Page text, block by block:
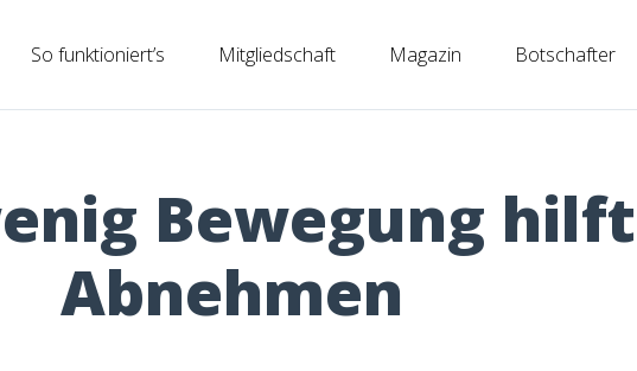
So funktioniert’s Mitgliedschaft Magazin Botschafter
Bewegung
Abnehmen